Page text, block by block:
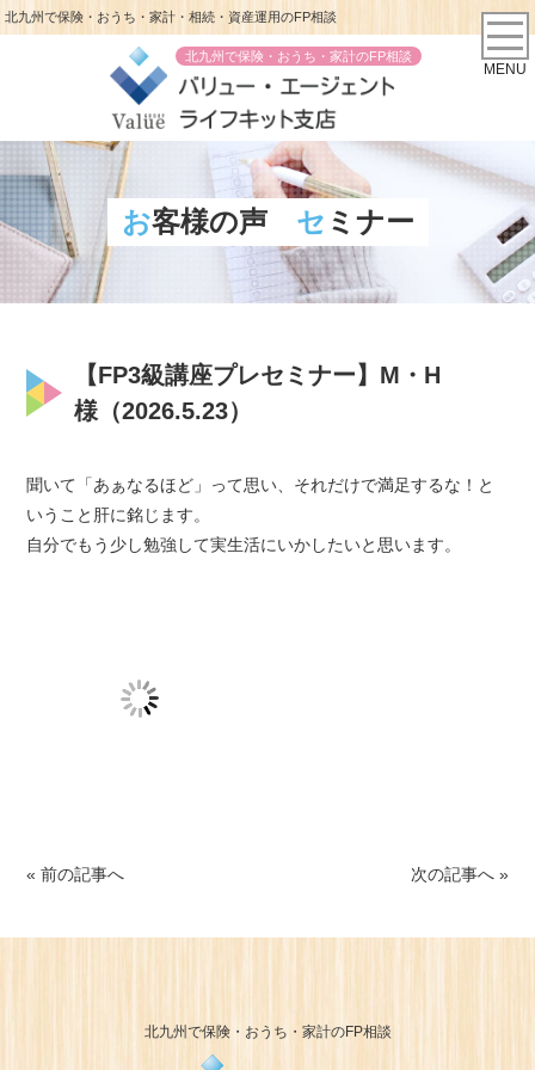
北九州で保険・おうち・家計・相続・資産運用のFP相談
北九州で保険・おうち・家計のFP相談
MENU
お客様の声 セミナー
【FP3級講座プレセミナー】M・H
様（2026.5.23）
聞いて「あぁなるほど」って思い、それだけで満足するな！と
いうこと肝に銘じます。
自分でもう少し勉強して実生活にいかしたいと思います。
« 前の記事へ 次の記事へ »
北九州で保険・おうち・家計のFP相談